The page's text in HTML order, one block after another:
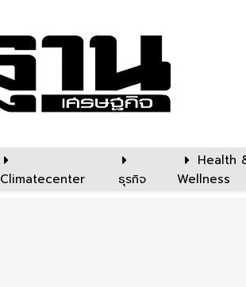
Climatecenter ธุรกิจ
Health
Wellness